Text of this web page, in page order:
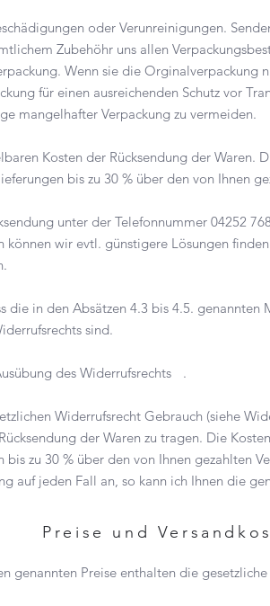
oder Verunreinigungen.
Zubehöhr uns allen
Wenn sie die Orginalverpackung
für einen ausreichenden Schutz vor
mangelhafter Verpackung zu vermeiden.
Kosten der Rücksendung der Waren.
bis zu 30 % über den von Ihnen
unter der Telefonnummer 04252
wir evtl. günstigere Lösungen
die in den Absätzen 4.3 bis 4.5.
sind.
des Widerrufsrechts .
Widerrufsrecht Gebrauch (siehe
der Waren zu tragen. Die
zu 30 % über den von Ihnen gezahlten
auf jeden Fall an, so kann ich Ihnen die
Preise und
genannten Preise enthalten die